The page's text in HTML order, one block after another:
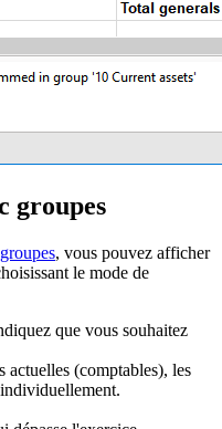
groupes
, vous pouvez afficher
le mode de
que vous souhaitez
actuelles (comptables), les